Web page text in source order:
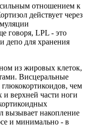
отношением к
действует через
говоря, LPL - это
депо для хранения
из жировых клеток,
Висцеральные
чем
верхней части ноги
вызывает накопление
и минимально - в